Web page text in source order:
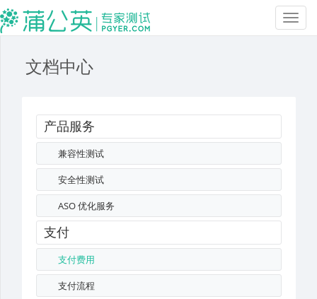
文档中心
产品服务
兼容性测试
安全性测试
ASO 优化服务
支付
支付费用
支付流程